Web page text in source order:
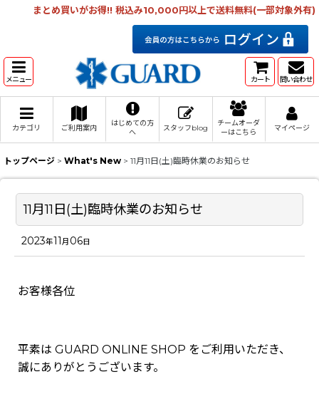
まとめ買いがお得!! 税込み10,000円以上で送料無料(一部対象外有)
メニュー カート 問い合わせ
カテゴリ ご利用案内
はじめての方
へ
スタッフblog
チームオーダ
ーはこちら
マイページ
トップページ > What's New > 11月11日(土)臨時休業のお知らせ
11月11日(土)臨時休業のお知らせ
2023年11月 06日
お客様各位
平素は GUARD ONLINE SHOP をご利用いただき、
誠にありがとうございます。